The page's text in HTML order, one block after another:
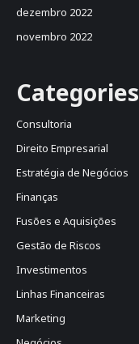
dezembro 2022
novembro 2022
Categories
Consultoria
Direito Empresarial
Estratégia de Negócios
Finanças
Fusões e Aquisições
Gestão de Riscos
Investimentos
Linhas Financeiras
Marketing